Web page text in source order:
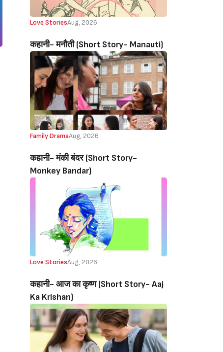
Love StoriesAug, 2026
कहानी- मनौती (Short Story- Manauti)
Family DramaAug, 2026
कहानी- मंकी बंदर‌ (Short Story-
Monkey Bandar)
Love StoriesAug, 2026
कहानी- आज का कृष्ण (Short Story- Aaj
Ka Krishan)